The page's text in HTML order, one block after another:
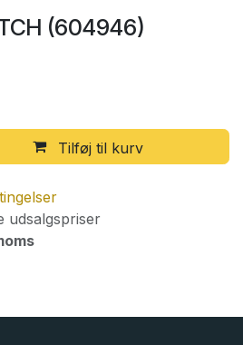
(604946)
Tilføj til kurv
udsalgspriser